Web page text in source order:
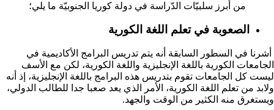
من أبرز سلبيّات الدّراسة في دولة كوريا الجنوبيّة ما يلي؛
الصعوبة في تعلم اللغة الكورية
أشرنا في السطور السابقة أنه يتم تدريس البرامج الأكاديمية في
الجامعات الكورية باللغة الإنجليزية واللغة الكورية، لكن مع الأسف
ليست كل الجامعات تقوم بتدريس هذه البرامج باللغة الإنجليزية، إذ أنه
ولابد من تعلم اللغة الكورية، الأمر الذي يعد صعبا جدا للطالب الدولي،
ويستغرق منه الكثير من الوقت والجهد.